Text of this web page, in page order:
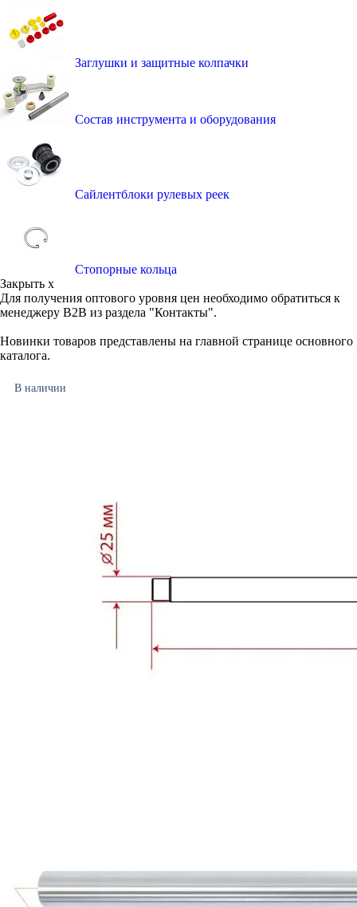
Заглушки и защитные колпачки
Состав инструмента и оборудования
Сайлентблоки рулевых реек
Стопорные кольца
Закрыть x
Для получения оптового уровня цен необходимо обратиться к
менеджеру B2B из раздела "Контакты".
Новинки товаров представлены на главной странице основного
каталога.
В наличии